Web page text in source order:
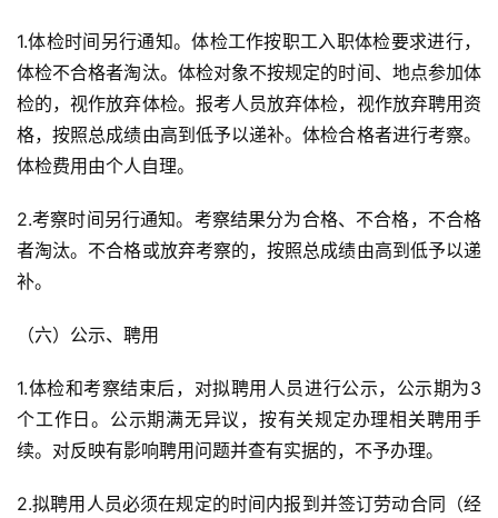
1.体检时间另行通知。体检工作按职工入职体检要求进行，
体检不合格者淘汰。体检对象不按规定的时间、地点参加体
检的，视作放弃体检。报考人员放弃体检，视作放弃聘用资
格，按照总成绩由高到低予以递补。体检合格者进行考察。
体检费用由个人自理。
2.考察时间另行通知。考察结果分为合格、不合格，不合格
者淘汰。不合格或放弃考察的，按照总成绩由高到低予以递
补。
（六）公示、聘用
1.体检和考察结束后，对拟聘用人员进行公示，公示期为3
个工作日。公示期满无异议，按有关规定办理相关聘用手
续。对反映有影响聘用问题并查有实据的，不予办理。
2.拟聘用人员必须在规定的时间内报到并签订劳动合同（经